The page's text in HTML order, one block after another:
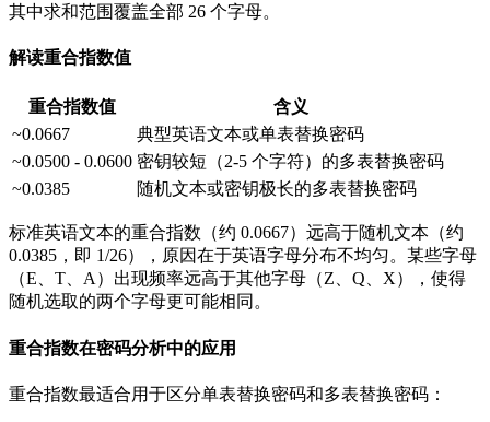
其中求和范围覆盖全部 26 个字母。
解读重合指数值
重合指数值
含义
~0.0667
典型英语文本或单表替换密码
~0.0500 - 0.0600 密钥较短（2-5 个字符）的多表替换密码
~0.0385
随机文本或密钥极长的多表替换密码
标准英语文本的重合指数（约 0.0667）远高于随机文本（约
0.0385，即 1/26），原因在于英语字母分布不均匀。某些字母
（E、T、A）出现频率远高于其他字母（Z、Q、X），使得
随机选取的两个字母更可能相同。
重合指数在密码分析中的应用
重合指数最适合用于区分单表替换密码和多表替换密码：